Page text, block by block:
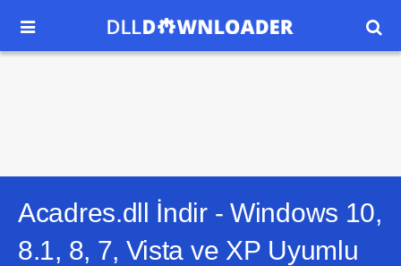
 
Acadres.dll İndir - Windows 10,
8.1, 8, 7, Vista ve XP Uyumlu